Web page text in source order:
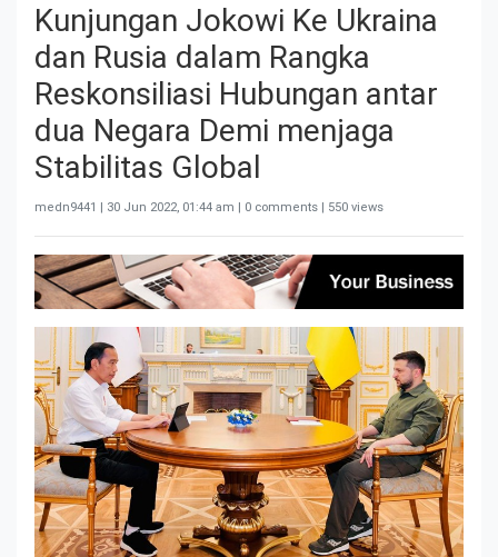
Kunjungan Jokowi Ke Ukraina
dan Rusia dalam Rangka
Reskonsiliasi Hubungan antar
dua Negara Demi menjaga
Stabilitas Global
medn9441 | 30 Jun 2022, 01:44 am | 0 comments | 550 views